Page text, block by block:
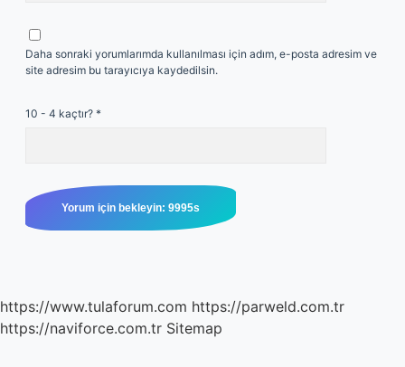
Daha sonraki yorumlarımda kullanılması için adım, e-posta adresim ve
site adresim bu tarayıcıya kaydedilsin.
10 - 4 kaçtır? *
https://www.tulaforum.com https://parweld.com.tr
https://naviforce.com.tr Sitemap